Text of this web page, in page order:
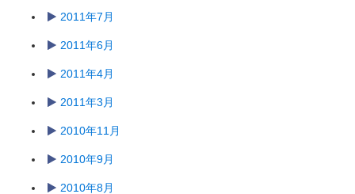
2011年7月
2011年6月
2011年4月
2011年3月
2010年11月
2010年9月
2010年8月